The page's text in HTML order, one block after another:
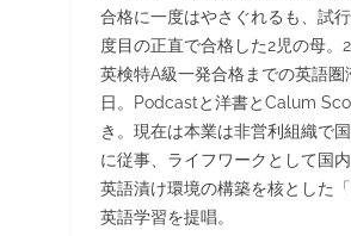
合格に一度はやさぐれるも、試
度目の正直で合格した2児の母。
英検特A級一発合格までの英語圏
日。Podcastと洋書とCalum
き。現在は本業は非営利組織で
に従事、ライフワークとして国
英語漬け環境の構築を核とした「
英語学習を提唱。